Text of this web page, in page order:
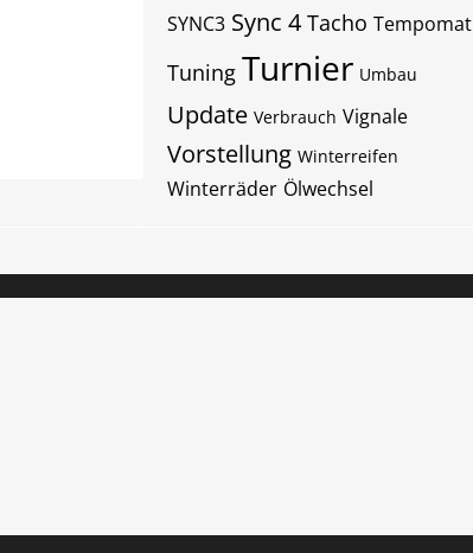
SYNC3 Sync 4 Tacho Tempomat
Tuning Turnier Umbau
Update Verbrauch Vignale
Vorstellung Winterreifen
Winterräder Ölwechsel